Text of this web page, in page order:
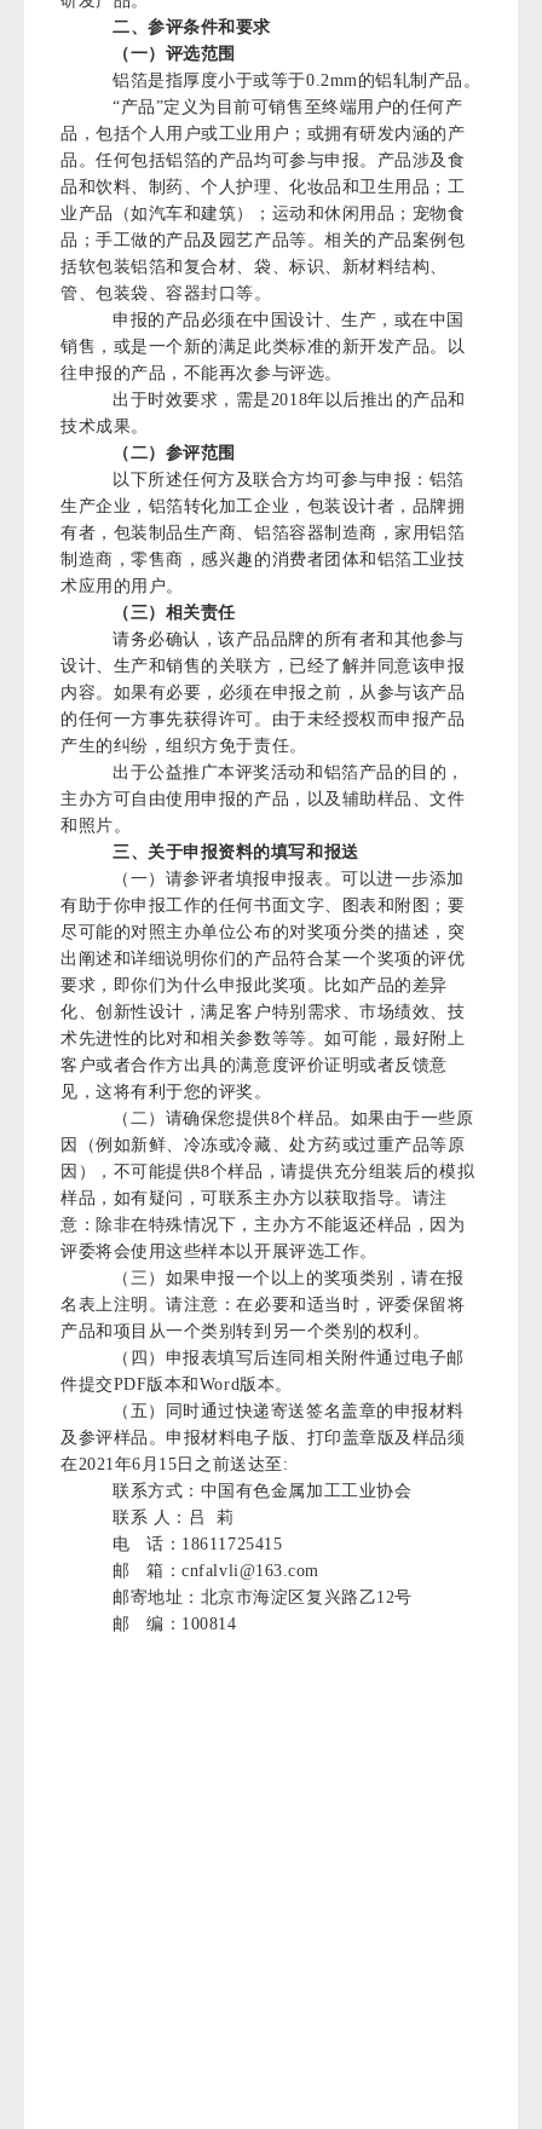
二、参评条件和要求
（一）评选范围
铝箔是指厚度小于或等于0.2mm的铝轧制产品。
“产品”定义为目前可销售至终端用户的任何产
品，包括个人用户或工业用户；或拥有研发内涵的产
品。任何包括铝箔的产品均可参与申报。产品涉及食
品和饮料、制药、个人护理、化妆品和卫生用品；工
业产品（如汽车和建筑）；运动和休闲用品；宠物食
品；手工做的产品及园艺产品等。相关的产品案例包
括软包装铝箔和复合材、袋、标识、新材料结构、
管、包装袋、容器封口等。
申报的产品必须在中国设计、生产，或在中国
销售，或是一个新的满足此类标准的新开发产品。以
往申报的产品，不能再次参与评选。
出于时效要求，需是2018年以后推出的产品和
技术成果。
（二）参评范围
以下所述任何方及联合方均可参与申报：铝箔
生产企业，铝箔转化加工企业，包装设计者，品牌拥
有者，包装制品生产商、铝箔容器制造商，家用铝箔
制造商，零售商，感兴趣的消费者团体和铝箔工业技
术应用的用户。
（三）相关责任
请务必确认，该产品品牌的所有者和其他参与
设计、生产和销售的关联方，已经了解并同意该申报
内容。如果有必要，必须在申报之前，从参与该产品
的任何一方事先获得许可。由于未经授权而申报产品
产生的纠纷，组织方免于责任。
出于公益推广本评奖活动和铝箔产品的目的，
主办方可自由使用申报的产品，以及辅助样品、文件
和照片。
三、关于申报资料的填写和报送
（一）请参评者填报申报表。可以进一步添加
有助于你申报工作的任何书面文字、图表和附图；要
尽可能的对照主办单位公布的对奖项分类的描述，突
出阐述和详细说明你们的产品符合某一个奖项的评优
要求，即你们为什么申报此奖项。比如产品的差异
化、创新性设计，满足客户特别需求、市场绩效、技
术先进性的比对和相关参数等等。如可能，最好附上
客户或者合作方出具的满意度评价证明或者反馈意
见，这将有利于您的评奖。
（二）请确保您提供8个样品。如果由于一些原
因（例如新鲜、冷冻或冷藏、处方药或过重产品等原
因），不可能提供8个样品，请提供充分组装后的模拟
样品，如有疑问，可联系主办方以获取指导。请注
意：除非在特殊情况下，主办方不能返还样品，因为
评委将会使用这些样本以开展评选工作。
（三）如果申报一个以上的奖项类别，请在报
名表上注明。请注意：在必要和适当时，评委保留将
产品和项目从一个类别转到另一个类别的权利。
（四）申报表填写后连同相关附件通过电子邮
件提交PDF版本和Word版本。
（五）同时通过快递寄送签名盖章的申报材料
及参评样品。申报材料电子版、打印盖章版及样品须
在2021年6月15日之前送达至:
联系方式：中国有色金属加工工业协会
联系 人：吕 莉
电 话：18611725415
邮 箱：cnfalvli@163.com
邮寄地址：北京市海淀区复兴路乙12号
邮 编：100814